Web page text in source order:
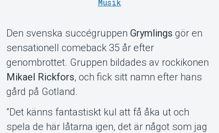
Support
Musik
Den svenska succégruppen Grymlings gör en
sensationell comeback 35 år efter
genombrottet. Gruppen bildades av rockikonen
Mikael Rickfors, och fick sitt namn efter hans
gård på Gotland.
”Det känns fantastiskt kul att få åka ut och
spela de här låtarna igen, det är något som jag